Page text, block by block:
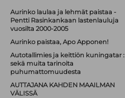
Aurinko laulaa ja lehmät paistaa -
Pentti Rasinkankaan lastenlauluja
vuosilta 2000-2005
Aurinko paistaa, Apo Apponen!
Autotallimies ja keittiön kuningatar :
sekä muita tarinoita
puhumattomuudesta
AUTTAJANA KAHDEN MAAILMAN
VÄLISSÄ